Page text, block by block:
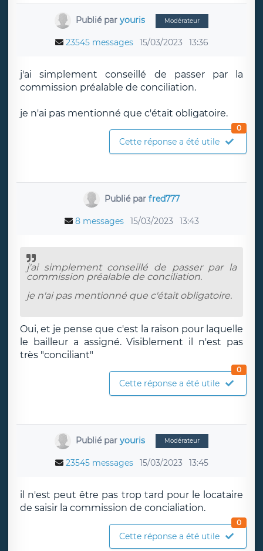
Publié par youris Modérateur
23545 messages 15/03/2023 13:36
j'ai simplement conseillé de passer par la
commission préalable de conciliation.
je n'ai pas mentionné que c'était obligatoire.
Cette réponse a été utile
0
Publié par fred777
8 messages 15/03/2023 13:43
j'ai simplement conseillé de passer par la
commission préalable de conciliation.
je n'ai pas mentionné que c'était obligatoire.
Oui, et je pense que c'est la raison pour laquelle
le bailleur a assigné. Visiblement il n'est pas
très "conciliant"
Cette réponse a été utile
0
Publié par youris Modérateur
23545 messages 15/03/2023 13:45
il n'est peut être pas trop tard pour le locataire
de saisir la commission de concialiation.
Cette réponse a été utile
0